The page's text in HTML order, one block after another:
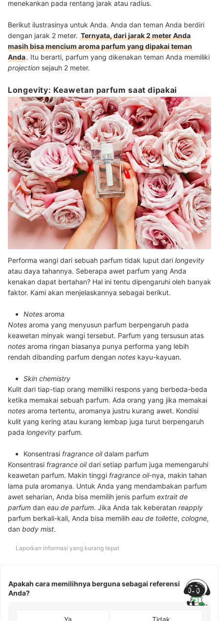
menekankan pada rentang jarak atau radius.
Berikut ilustrasinya untuk Anda. Anda dan teman Anda berdiri
dengan jarak 2 meter. Ternyata, dari jarak 2 meter Anda
masih bisa mencium aroma parfum yang dipakai teman
Anda. Itu berarti, parfum yang dikenakan teman Anda memiliki
projection sejauh 2 meter.
Longevity: Keawetan parfum saat dipakai
Performa wangi dari sebuah parfum tidak luput dari longevity
atau daya tahannya. Seberapa awet parfum yang Anda
kenakan dapat bertahan? Hal ini tentu dipengaruhi oleh banyak
faktor. Kami akan menjelaskannya sebagai berikut.
Notes aroma
Notes aroma yang menyusun parfum berpengaruh pada
keawetan minyak wangi tersebut. Parfum yang tersusun atas
notes aroma ringan biasanya punya performa yang lebih
rendah dibanding parfum dengan notes kayu-kayuan.
Skin chemistry
Kulit dari tiap-tiap orang memiliki respons yang berbeda-beda
ketika memakai sebuah parfum. Ada orang yang jika memakai
notes aroma tertentu, aromanya justru kurang awet. Kondisi
kulit yang kering atau kurang lembap juga turut berpengaruh
pada longevity parfum.
Konsentrasi fragrance oildalam parfum
Konsentrasi fragrance oildari setiap parfum juga memengaruhi
keawetan parfum. Makin tinggi fragrance oil-nya, makin tahan
lama pula aromanya. Untuk Anda yang mendambakan parfum
awet seharian, Anda bisa memilih jenis parfum extrait de
parfum dan eau de parfum. Jika Anda tak keberatan reapply
parfum berkali-kali, Anda bisa memilih eau de toilette, cologne,
dan body mist.
Laporkan informasi yang kurang tepat
Apakah cara memilihnya berguna sebagai referensi
Anda?